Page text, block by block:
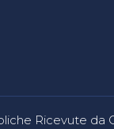
Ricevute da